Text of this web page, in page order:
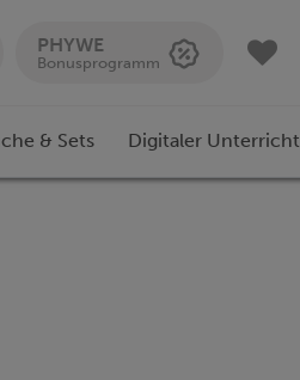
PHYWE
Bonusprogramm
& Sets Digitaler Unterricht